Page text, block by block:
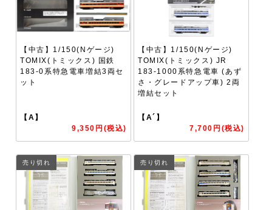
【中古】1/150(Nゲージ)
TOMIX(トミックス) 国鉄
183-0系特急電車増結3両セ
ット
【A】
9,350円(税込)
【中古】1/150(Nゲージ)
TOMIX(トミックス) JR
183-1000系特急電車 (あず
さ・グレードアップ車) 2両
増結セット
【A´】
7,700円(税込)
売り切れ 売り切れ